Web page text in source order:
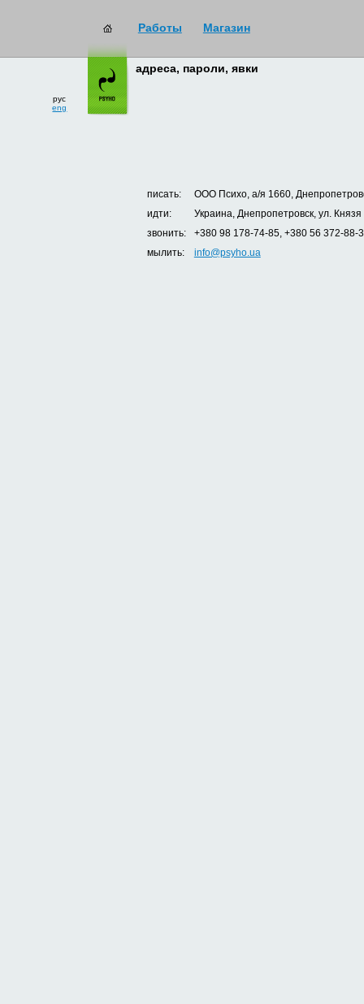
Работы Магазин
рус
eng
адреса, пароли, явки
писать:
ООО Психо, а/я 1660,
идти:
Украина, Днепропетровск, ул.
звонить:
+380 98 178-74-85, +380 56 372-88-
мылить:
info@psyho.ua